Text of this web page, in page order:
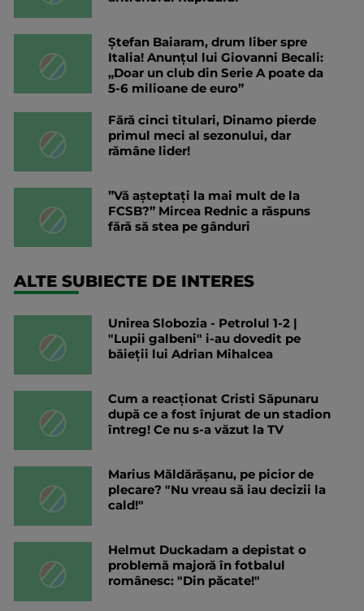
Ștefan Baiaram, drum liber spre
Italia! Anunțul lui Giovanni Becali:
„Doar un club din Serie A poate da
5-6 milioane de euro”
Fără cinci titulari, Dinamo pierde
primul meci al sezonului, dar
rămâne lider!
”Vă așteptați la mai mult de la
FCSB?” Mircea Rednic a răspuns
fără să stea pe gânduri
ALTE SUBIECTE DE INTERES
Unirea Slobozia - Petrolul 1-2 |
"Lupii galbeni" i-au dovedit pe
băieții lui Adrian Mihalcea
Cum a reacționat Cristi Săpunaru
după ce a fost înjurat de un stadion
întreg! Ce nu s-a văzut la TV
Marius Măldărășanu, pe picior de
plecare? "Nu vreau să iau decizii la
cald!"
Helmut Duckadam a depistat o
problemă majoră în fotbalul
românesc: "Din păcate!"